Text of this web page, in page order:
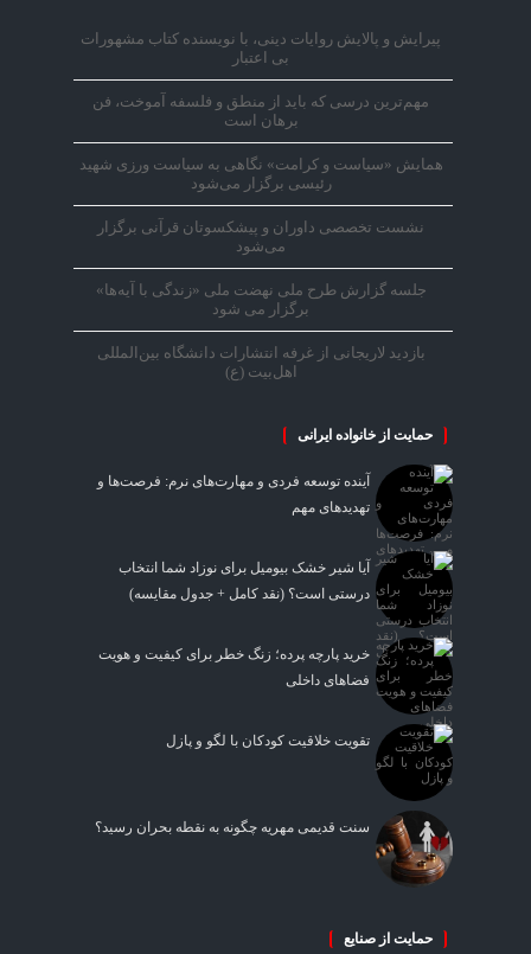
پیرایش و پالایش روایات دینی، با نویسنده کتاب مشهورات
بی اعتبار
مهم‌ترین درسی که باید از منطق و فلسفه آموخت، فن
برهان است
همایش «سیاست و کرامت» نگاهی به سیاست ورزی شهید
رئیسی برگزار می‌شود
نشست تخصصی داوران و پیشکسوتان قرآنی برگزار
می‌شود
جلسه گزارش طرح ملی نهضت ملی «زندگی با آیه‌ها»
برگزار می شود
بازدید لاریجانی از غرفه انتشارات دانشگاه بین‌المللی
اهل‌بیت (ع)
حمایت از خانواده ایرانی
آینده توسعه فردی و مهارت‌های نرم: فرصت‌ها و
تهدیدهای مهم
آیا شیر خشک بیومیل برای نوزاد شما انتخاب
درستی است؟ (نقد کامل + جدول مقایسه)
خرید پارچه پرده؛ زنگ خطر برای کیفیت و هویت
فضاهای داخلی
تقویت خلاقیت کودکان با لگو و پازل
سنت قدیمی مهریه چگونه به نقطه بحران رسید؟
حمایت از صنایع